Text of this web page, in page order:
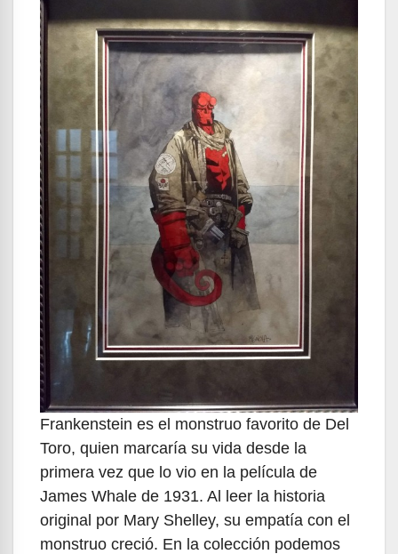
Frankenstein es el monstruo favorito de Del
Toro, quien marcaría su vida desde la
primera vez que lo vio en la película de
James Whale de 1931. Al leer la historia
original por Mary Shelley, su empatía con el
monstruo creció. En la colección podemos